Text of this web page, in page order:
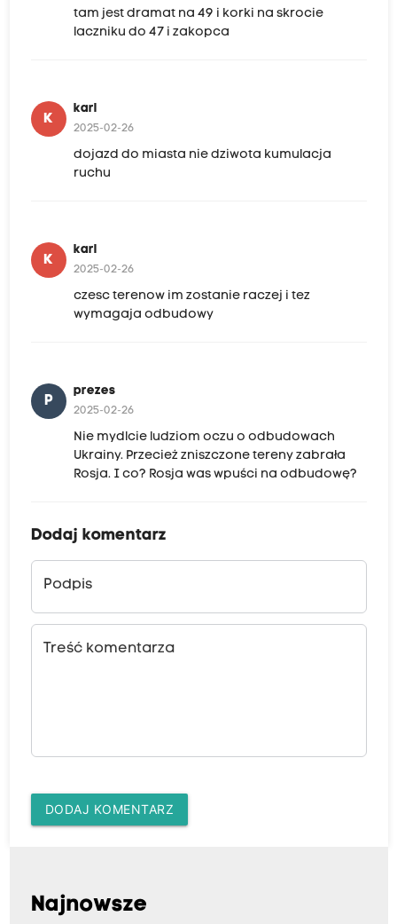
tam jest dramat na 49 i korki na skrocie
laczniku do 47 i zakopca
K
karl
2025-02-26
dojazd do miasta nie dziwota kumulacja
ruchu
K
karl
2025-02-26
czesc terenow im zostanie raczej i tez
wymagaja odbudowy
P
prezes
2025-02-26
Nie mydlcie ludziom oczu o odbudowach
Ukrainy. Przecież zniszczone tereny zabrała
Rosja. I co? Rosja was wpuści na odbudowę?
Dodaj komentarz
Podpis
Treść komentarza
DODAJ KOMENTARZ
Najnowsze